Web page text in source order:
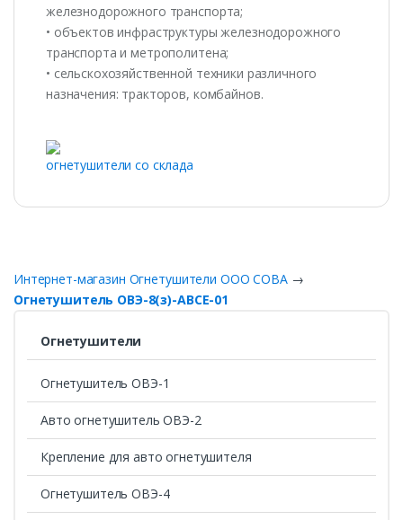
железнодорожного транспорта;
• объектов инфраструктуры железнодорожного
транспорта и метрополитена;
• сельскохозяйственной техники различного
назначения: тракторов, комбайнов.
огнетушители со склада
Интернет-магазин Огнетушители ООО СОВА →
Oгнeтушитeль OBЭ-8(з)-АВCЕ-01
Огнетушители
Огнетушитель ОВЭ-1
Авто огнетушитель ОВЭ-2
Крепление для авто огнетушителя
Огнетушитель ОВЭ-4